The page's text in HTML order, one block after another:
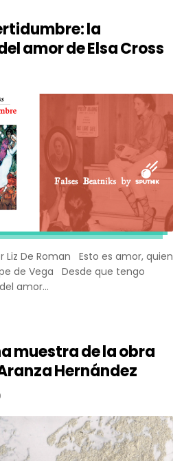
la
amor de Elsa Cross
Liz De Roman Esto es amor, quien
de Vega Desde que tengo
amor...
muestra de la obra
Hernández